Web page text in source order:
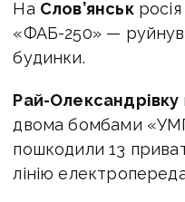
На Слов’янськросія
«ФАБ-250» —
будинки.
Рай-Олександрівку
двома бомбами
пошкодили 13
лінію